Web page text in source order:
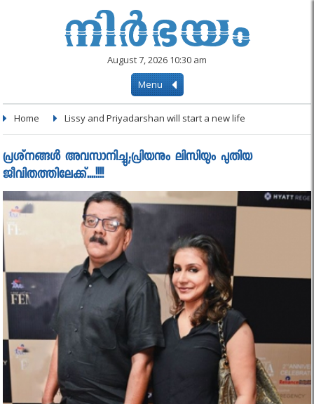
August 7, 2026 10:30 am
Menu
Home Lissy and Priyadarshan will start a new life
പ്രശ്‌നങ്ങള്‍ അവസാനിച്ചു;പ്രിയനും ലിസിയും പുതിയ
ജീവിതത്തിലേക്ക്....!!!!